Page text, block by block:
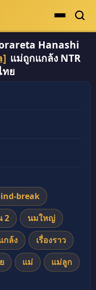
สุด
สี
น
ว้
Hanashi
แม่ถูกแกล้ง NTR
ทย
o Netorareta
break
2
นมใหญ่
กล้ง
เรื่องราว
แม่
แม่ลูก